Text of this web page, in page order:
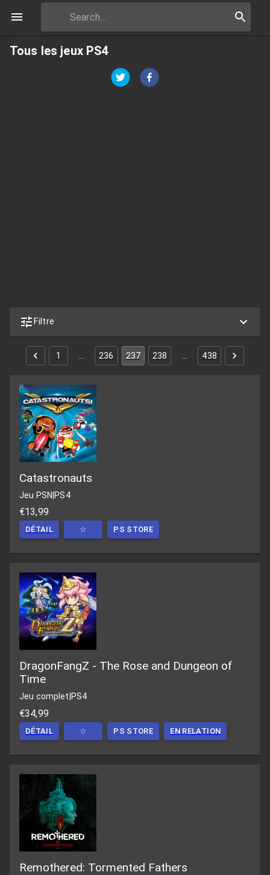
Tous les jeux PS4
Filtre
1 236 237 238 438
Catastronauts
Jeu PSN|PS4
€13,99
DÉTAIL ☆ PS STORE
DragonFangZ - The Rose and Dungeon of
Time
Jeu complet PS4
€34,99
DÉTAIL ☆ PS STORE EN RELATION
Remothered: Tormented Fathers